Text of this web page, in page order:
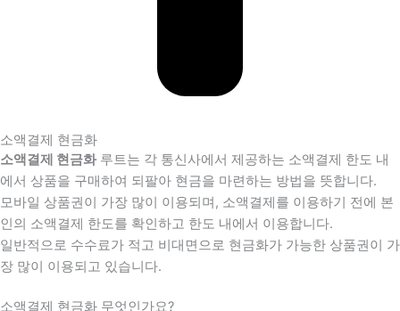
소액결제 현금화
소액결제 현금화루트는 각 통신사에서 제공하는 소액결제 한도 내
에서 상품을 구매하여 되팔아 현금을 마련하는 방법을 뜻합니다.
모바일 상품권이 가장 많이 이용되며, 소액결제를 이용하기 전에 본
인의 소액결제 한도를 확인하고 한도 내에서 이용합니다.
일반적으로 수수료가 적고 비대면으로 현금화가 가능한 상품권이 가
장 많이 이용되고 있습니다.
소액결제 현금화 무엇인가요?